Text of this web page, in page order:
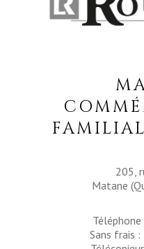
205,
Matane
Téléphone
Sans frais :